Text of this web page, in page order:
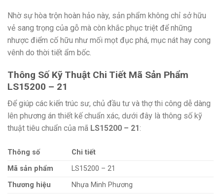
Nhờ sự hòa trộn hoàn hảo này, sản phẩm không chỉ sở hữu
vẻ sang trọng của gỗ mà còn khắc phục triệt để những
nhược điểm cố hữu như mối mọt đục phá, mục nát hay cong
vênh do thời tiết ẩm bốc.
Thông Số Kỹ Thuật Chi Tiết Mã Sản Phẩm
LS15200 – 21
Để giúp các kiến trúc sư, chủ đầu tư và thợ thi công dễ dàng
lên phương án thiết kế chuẩn xác, dưới đây là thông số kỹ
thuật tiêu chuẩn của mã LS15200 – 21:
Thông số
Chi tiết
Mã sản phẩm
LS15200 – 21
Thương hiệu
Nhựa Minh Phương